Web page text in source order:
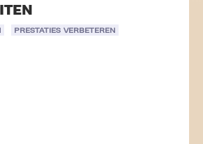
PRESTATIES VERBETEREN